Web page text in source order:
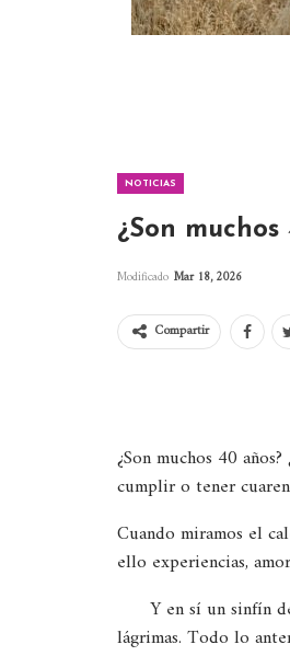
NOTICIAS
¿Son muchos
Modificado Mar 18, 2026
Compartir
¿Son muchos 40
cumplir o tener
Cuando miramos el
ello experiencias,
Y en sí un sinfín
lágrimas. Todo lo